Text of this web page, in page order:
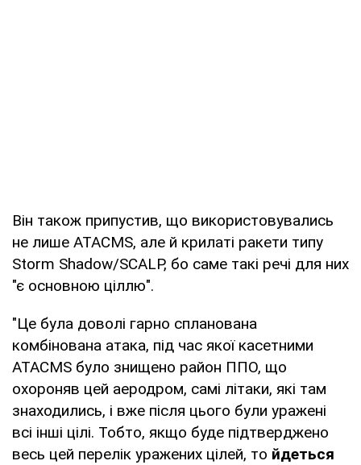
Він також припустив, що використовувались
не лише ATACMS, але й крилаті ракети типу
Storm Shadow/SCALP, бо саме такі речі для них
"є основною ціллю".
"Це була доволі гарно спланована
комбінована атака, під час якої касетними
ATACMS було знищено район ППО, що
охороняв цей аеродром, самі літаки, які там
знаходились, і вже після цього були уражені
всі інші цілі. Тобто, якщо буде підтверджено
весь цей перелік уражених цілей, то йдеться